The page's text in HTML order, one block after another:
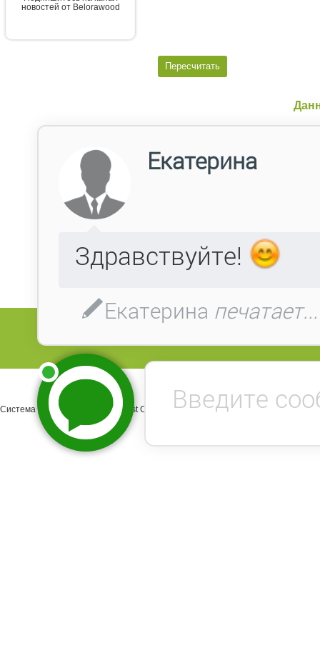
новостей от Belorawood
Фамилия:
Факс:
Адрес:
Система управления сайтом Host CMS